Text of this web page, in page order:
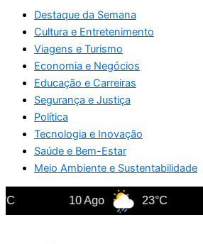
Destaque da Semana
Cultura e Entretenimento
Viagens e Turismo
Economia e Negócios
Educação e Carreiras
Segurança e Justiça
Política
Tecnologia e Inovação
Saúde e Bem-Estar
Meio Ambiente e Sustentabilidade
10 Ago 23°C